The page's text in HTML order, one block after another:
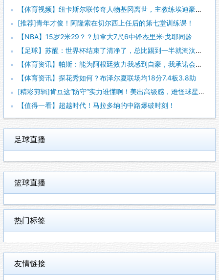
【体育视频】纽卡斯尔联传奇人物基冈离世，主教练埃迪豪献上鲜花
[推荐]青年才俊！阿隆索在切尔西上任后的第七堂训练课！
【NBA】15岁2米29？？加拿大7尺6中锋杰里米·戈耶同龄
【足球】苏醒：世界杯结束了清净了，总比踢到一半就淘汰的那种清
【体育资讯】帕斯：能为阿根廷效力我感到自豪，我承诺会全力把世
【体育资讯】探花秀如何？布泽尔夏联场均18分7.4板3.8助
[精彩剪辑]肯豆这“防守”实力谁懂啊！美出高级感，难怪球星都
【值得一看】超越时代！马拉多纳的中路爆破时刻！
足球直播
篮球直播
热门标签
友情链接